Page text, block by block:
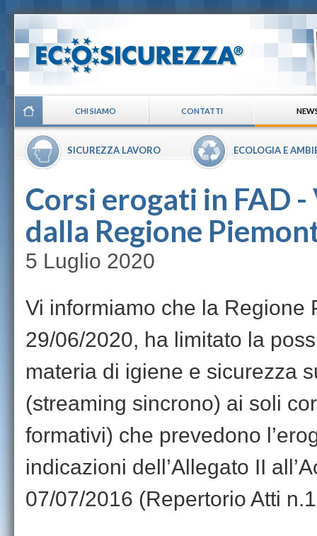
CHI SIAMO CONTATTI
SICUREZZA LAVORO ECOLOGIA E
Corsi erogati in FAD
dalla Regione
5 Luglio 2020
Vi informiamo che la Regione
29/06/2020, ha limitato la
materia di igiene e sicurezza
(streaming sincrono) ai soli
formativi) che prevedono
indicazioni dell’Allegato II
07/07/2016 (Repertorio Atti